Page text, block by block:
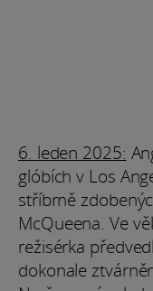
6. leden 2025:
glóbích v Los
stříbrně
McQueena. Ve
režisérka
dokonale